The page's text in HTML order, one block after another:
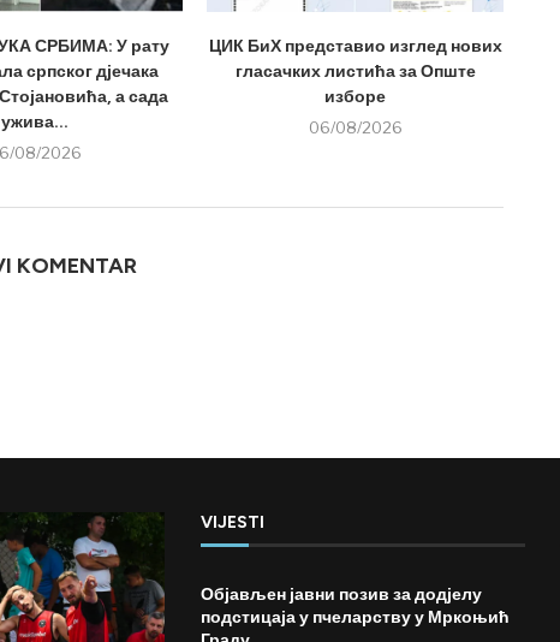
СРБИМА: У рату
српског дјечака
а сада
ужива...
08/2026
ЦИК БиХ представио изглед нових
гласачких листића за Опште
изборе
06/08/2026
KOMENTAR
VIJESTI
Објављен јавни позив за додјелу
подстицаја у пчеларству у Мркоњић